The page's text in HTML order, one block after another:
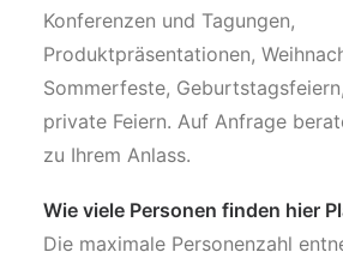
Konferenzen und Tagungen,
Produktpräsentationen,
Sommerfeste,
private Feiern. Auf Anfrage
zu Ihrem Anlass.
Wie viele Personen finden hier
Die maximale Personenzahl